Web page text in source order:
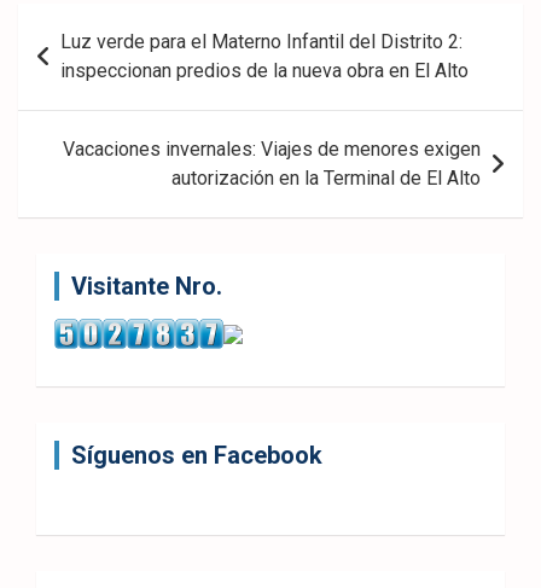
Navegación
de
entradas
Luz verde para el Materno Infantil del Distrito 2:
inspeccionan predios de la nueva obra en El Alto
Vacaciones invernales: Viajes de menores exigen
autorización en la Terminal de El Alto
Visitante Nro.
Síguenos en Facebook